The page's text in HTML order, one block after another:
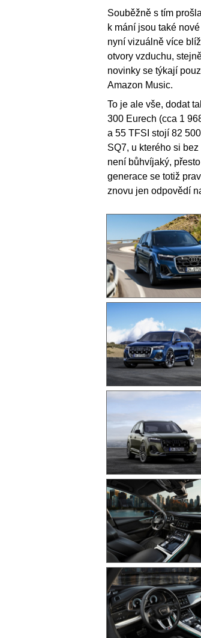
Souběžně s tím
k mání jsou také
nyní vizuálně více
otvory vzduchu,
novinky se týkají
Amazon Music.
To je ale vše, dodat
300 Eurech (cca 1
a 55 TFSI stojí 82
SQ7, u kterého si
není bůhvíjaký,
generace se totiž
znovu jen odpovědí